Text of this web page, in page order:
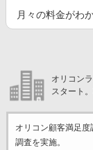
月々の料金がわ
オリコン
スタート
オリコン顧客満足
調査を実施。